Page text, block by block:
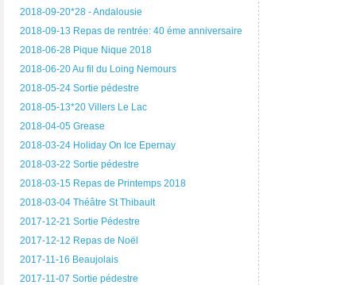
2018-09-20*28 - Andalousie
2018-09-13 Repas de rentrée: 40 éme anniversaire
2018-06-28 Pique Nique 2018
2018-06-20 Au fil du Loing Nemours
2018-05-24 Sortie pédestre
2018-05-13*20 Villers Le Lac
2018-04-05 Grease
2018-03-24 Holiday On Ice Epernay
2018-03-22 Sortie pédestre
2018-03-15 Repas de Printemps 2018
2018-03-04 Théâtre St Thibault
2017-12-21 Sortie Pédestre
2017-12-12 Repas de Noël
2017-11-16 Beaujolais
2017-11-07 Sortie pédestre